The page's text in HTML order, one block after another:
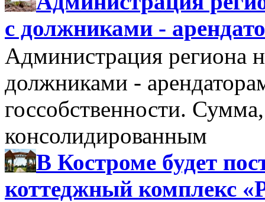
с должниками -
Администрация региона
должниками -
госсобственности.
консолидированным
В Костроме будет
коттеджный комплекс